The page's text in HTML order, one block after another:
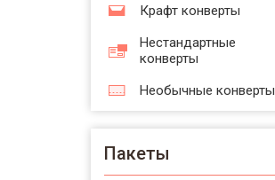
Крафт конверты
Нестандартные
конверты
Необычные конверты
Пакеты